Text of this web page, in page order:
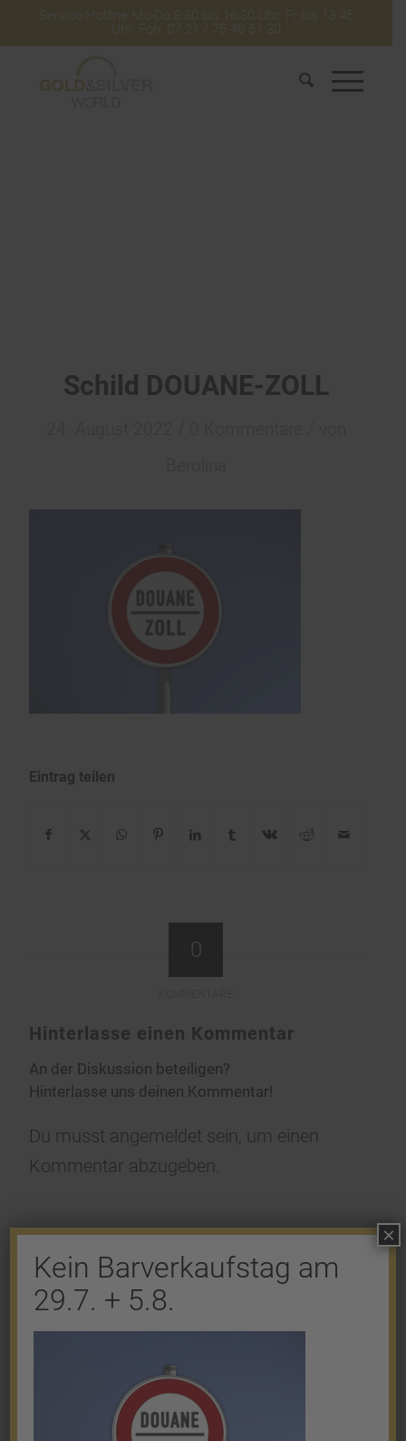
Service-Hotline Mo-Do 8:30 bis 16:30 Uhr. Fr bis 13:45
Uhr. Fon: 07 21 / 75 40 51 30
Schild DOUANE-ZOLL
Eintrag teilen
0
Hinterlasse einen Kommentar
An der Diskussion beteiligen?
Hinterlasse uns deinen Kommentar!
Du musst angemeldet sein, um einen
Kommentar abzugeben.
Shop
Kein Barverkaufstag am
29.7. + 5.8.
×